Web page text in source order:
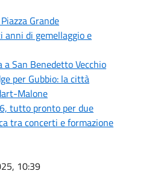
Grande
anni di gemellaggio e
a San Benedetto Vecchio
per Gubbio: la città
Malone
tutto pronto per due
tra concerti e formazione
10:39